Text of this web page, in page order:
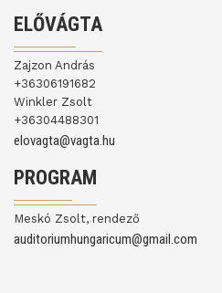
ELŐVÁGTA
Zajzon András
+36306191682
Winkler Zsolt
+36304488301
elovagta@vagta.hu
PROGRAM
Meskó Zsolt, rendező
auditoriumhungaricum@gmail.com